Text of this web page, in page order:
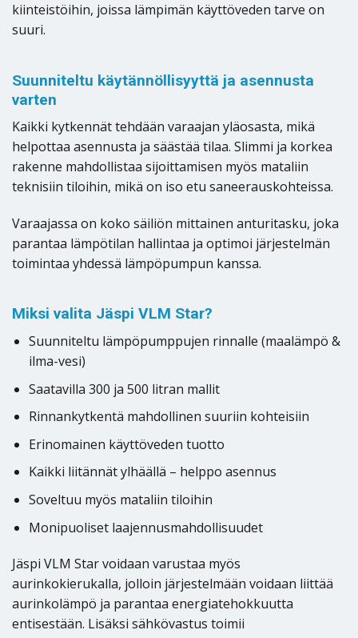
kiinteistöihin, joissa lämpimän käyttöveden tarve on
suuri.
Suunniteltu käytännöllisyyttä ja asennusta
varten
Kaikki kytkennät tehdään varaajan yläosasta, mikä
helpottaa asennusta ja säästää tilaa. Slimmi ja korkea
rakenne mahdollistaa sijoittamisen myös mataliin
teknisiin tiloihin, mikä on iso etu saneerauskohteissa.
Varaajassa on koko säiliön mittainen anturitasku, joka
parantaa lämpötilan hallintaa ja optimoi järjestelmän
toimintaa yhdessä lämpöpumpun kanssa.
Miksi valita Jäspi VLM Star?
Suunniteltu lämpöpumppujen rinnalle (maalämpö &
ilma-vesi)
Saatavilla 300 ja 500 litran mallit
Rinnankytkentä mahdollinen suuriin kohteisiin
Erinomainen käyttöveden tuotto
Kaikki liitännät ylhäällä – helppo asennus
Soveltuu myös mataliin tiloihin
Monipuoliset laajennusmahdollisuudet
Jäspi VLM Star voidaan varustaa myös
aurinkokierukalla, jolloin järjestelmään voidaan liittää
aurinkolämpö ja parantaa energiatehokkuutta
entisestään. Lisäksi sähkövastus toimii